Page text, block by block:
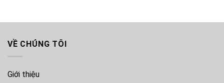
VỀ CHÚNG TÔI
Giới thiệu